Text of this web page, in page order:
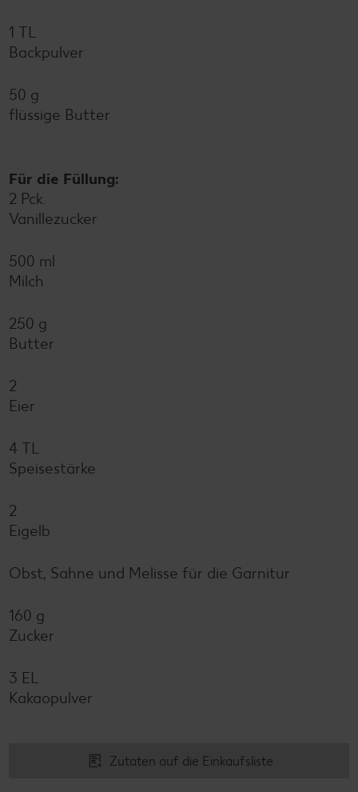
1 TL
Backpulver
50 g
flüssige Butter
Für die Füllung:
2 Pck.
Vanillezucker
500 ml
Milch
250 g
Butter
2
Eier
4 TL
Speisestärke
2
Eigelb
Obst, Sahne und Melisse für die Garnitur
160 g
Zucker
3 EL
Kakaopulver
Zutaten auf die Einkaufsliste